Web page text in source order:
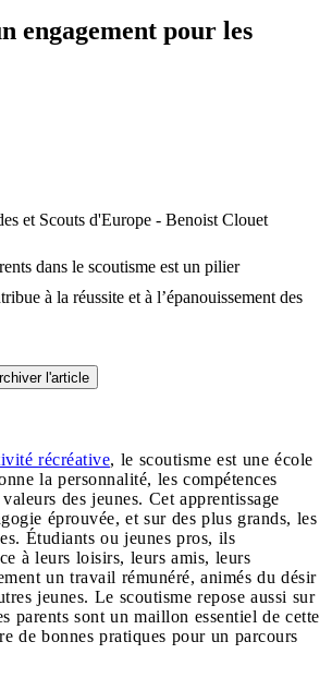
engagement pour les
et Scouts d'Europe - Benoist Clouet
dans le scoutisme est un pilier
à la réussite et à l’épanouissement des
l'article
récréative, le scoutisme est une école
la personnalité, les compétences
des jeunes. Cet apprentissage
éprouvée, et sur des plus grands, les
Étudiants ou jeunes pros, ils
à leurs loisirs, leurs amis, leurs
un travail rémunéré, animés du désir
jeunes. Le scoutisme repose aussi sur
parents sont un maillon essentiel de cette
de bonnes pratiques pour un parcours